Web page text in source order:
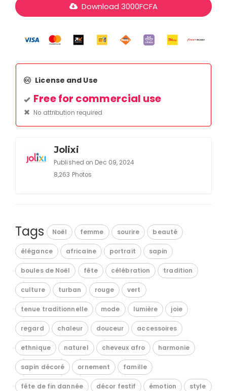
Download 3000FCFA
License and Use
Free for commercial use
No attribution required
Jolixi
Published on Dec 09, 2024
8,263 Photos
Tags Noël femme sourire beauté
élégance africaine portrait sapin
boules de Noël fête célébration tradition
culture turban rouge vert
tenue traditionnelle mode lumière joie
regard chaleur douceur accessoires
ethnique naturel cheveux afro harmonie
sapin décoré ornement famille
fête de fin dannée décor festif émotion style